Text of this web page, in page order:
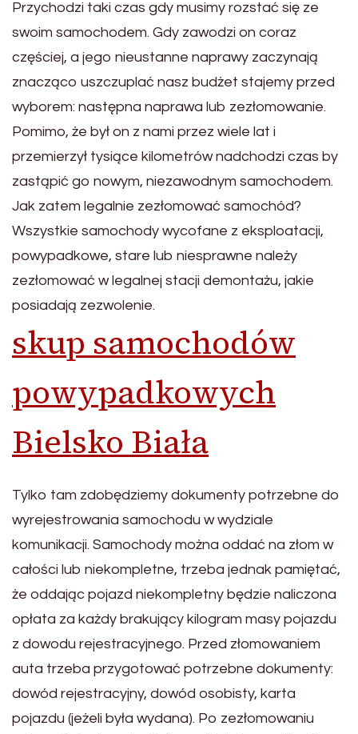
Przychodzi taki czas gdy musimy rozstać się ze
swoim samochodem. Gdy zawodzi on coraz
częściej, a jego nieustanne naprawy zaczynają
znacząco uszczuplać nasz budżet stajemy przed
wyborem: następna naprawa lub zezłomowanie.
Pomimo, że był on z nami przez wiele lat i
przemierzył tysiące kilometrów nadchodzi czas by
zastąpić go nowym, niezawodnym samochodem.
Jak zatem legalnie zezłomować samochód?
Wszystkie samochody wycofane z eksploatacji,
powypadkowe, stare lub niesprawne należy
zezłomować w legalnej stacji demontażu, jakie
posiadają zezwolenie.
skup samochodów
powypadkowych
Bielsko Biała
Tylko tam zdobędziemy dokumenty potrzebne do
wyrejestrowania samochodu w wydziale
komunikacji. Samochody można oddać na złom w
całości lub niekompletne, trzeba jednak pamiętać,
że oddając pojazd niekompletny będzie naliczona
opłata za każdy brakujący kilogram masy pojazdu
z dowodu rejestracyjnego. Przed złomowaniem
auta trzeba przygotować potrzebne dokumenty:
dowód rejestracyjny, dowód osobisty, karta
pojazdu (jeżeli była wydana). Po zezłomowaniu